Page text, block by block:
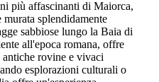
più affascinanti di Maiorca,
splendidamente
sabbiose lungo la Baia di
all'epoca romana, offre
rovine e vivaci
esplorazioni culturali o